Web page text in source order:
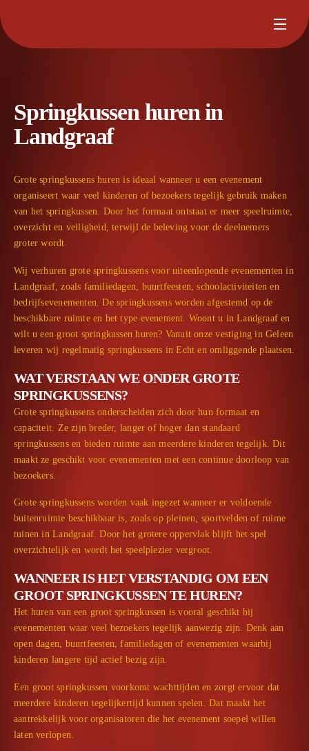
Springkussen huren in
Landgraaf
Grote springkussens huren is ideaal wanneer u een evenement
organiseert waar veel kinderen of bezoekers tegelijk gebruik maken
van het springkussen. Door het formaat ontstaat er meer speelruimte,
overzicht en veiligheid, terwijl de beleving voor de deelnemers
groter wordt.
Wij verhuren grote springkussens voor uiteenlopende evenementen in
Landgraaf, zoals familiedagen, buurtfeesten, schoolactiviteiten en
bedrijfs­evenementen. De springkussens worden afgestemd op de
beschikbare ruimte en het type evenement. Woont u in Landgraaf en
wilt u een groot springkussen huren? Vanuit onze vestiging in Geleen
leveren wij regelmatig springkussens in Echt en omliggende plaatsen.
WAT VERSTAAN WE ONDER GROTE
SPRINGKUSSENS?
Grote springkussens onderscheiden zich door hun formaat en
capaciteit. Ze zijn breder, langer of hoger dan standaard
springkussens en bieden ruimte aan meerdere kinderen tegelijk. Dit
maakt ze geschikt voor evenementen met een continue doorloop van
bezoekers.
Grote springkussens worden vaak ingezet wanneer er voldoende
buitenruimte beschikbaar is, zoals op pleinen, sportvelden of ruime
tuinen in Landgraaf. Door het grotere oppervlak blijft het spel
overzichtelijk en wordt het speelplezier vergroot.
WANNEER IS HET VERSTANDIG OM EEN
GROOT SPRINGKUSSEN TE HUREN?
Het huren van een groot springkussen is vooral geschikt bij
evenementen waar veel bezoekers tegelijk aanwezig zijn. Denk aan
open dagen, buurtfeesten, familiedagen of evenementen waarbij
kinderen langere tijd actief bezig zijn.
Een groot springkussen voorkomt wachttijden en zorgt ervoor dat
meerdere kinderen tegelijkertijd kunnen spelen. Dat maakt het
aantrekkelijk voor organisatoren die het evenement soepel willen
laten verlopen.